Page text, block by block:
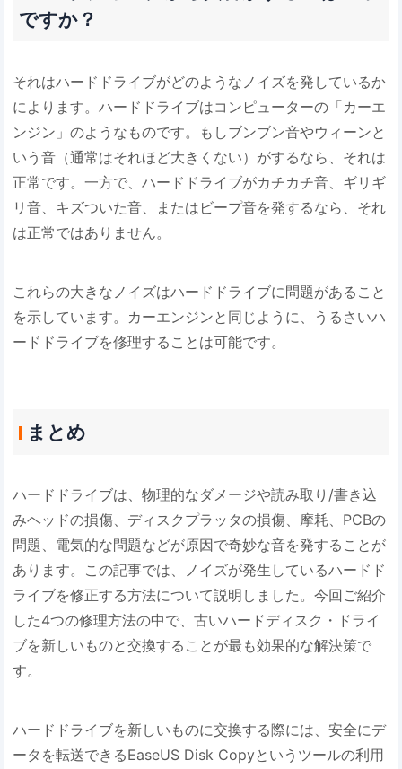
ですか？
それはハードドライブがどのようなノイズを発しているか
によります。ハードドライブはコンピューターの「カーエ
ンジン」のようなものです。もしブンブン音やウィーンと
いう音（通常はそれほど大きくない）がするなら、それは
正常です。一方で、ハードドライブがカチカチ音、ギリギ
リ音、キズついた音、またはビープ音を発するなら、それ
は正常ではありません。
これらの大きなノイズはハードドライブに問題があること
を示しています。カーエンジンと同じように、うるさいハ
ードドライブを修理することは可能です。
まとめ
ハードドライブは、物理的なダメージや読み取り/書き込
みヘッドの損傷、ディスクプラッタの損傷、摩耗、PCBの
問題、電気的な問題などが原因で奇妙な音を発することが
あります。この記事では、ノイズが発生しているハードド
ライブを修正する方法について説明しました。今回ご紹介
した4つの修理方法の中で、古いハードディスク・ドライ
ブを新しいものと交換することが最も効果的な解決策で
す。
ハードドライブを新しいものに交換する際には、安全にデ
ータを転送できるEaseUS Disk Copyというツールの利用